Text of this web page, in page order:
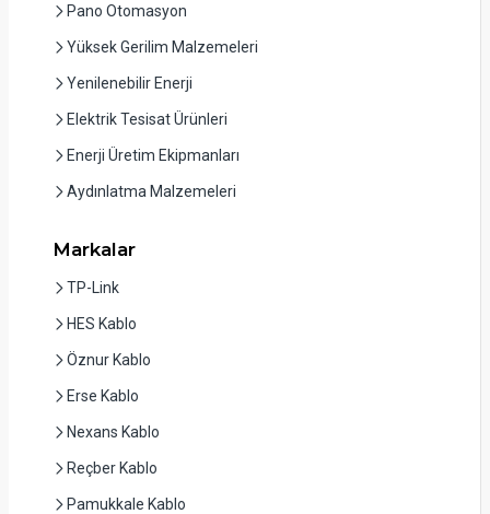
Pano Otomasyon
Yüksek Gerilim Malzemeleri
Yenilenebilir Enerji
Elektrik Tesisat Ürünleri
Enerji Üretim Ekipmanları
Aydınlatma Malzemeleri
Markalar
TP-Link
HES Kablo
Öznur Kablo
Erse Kablo
Nexans Kablo
Reçber Kablo
Pamukkale Kablo